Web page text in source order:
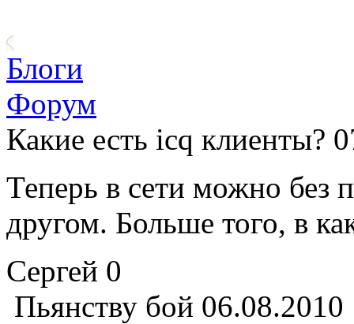
Блоги
Форум
Какие есть icq клиенты?
Теперь в сети можно без
другом. Больше того, в
Сергей 0
Пьянству бой 06.08.2010